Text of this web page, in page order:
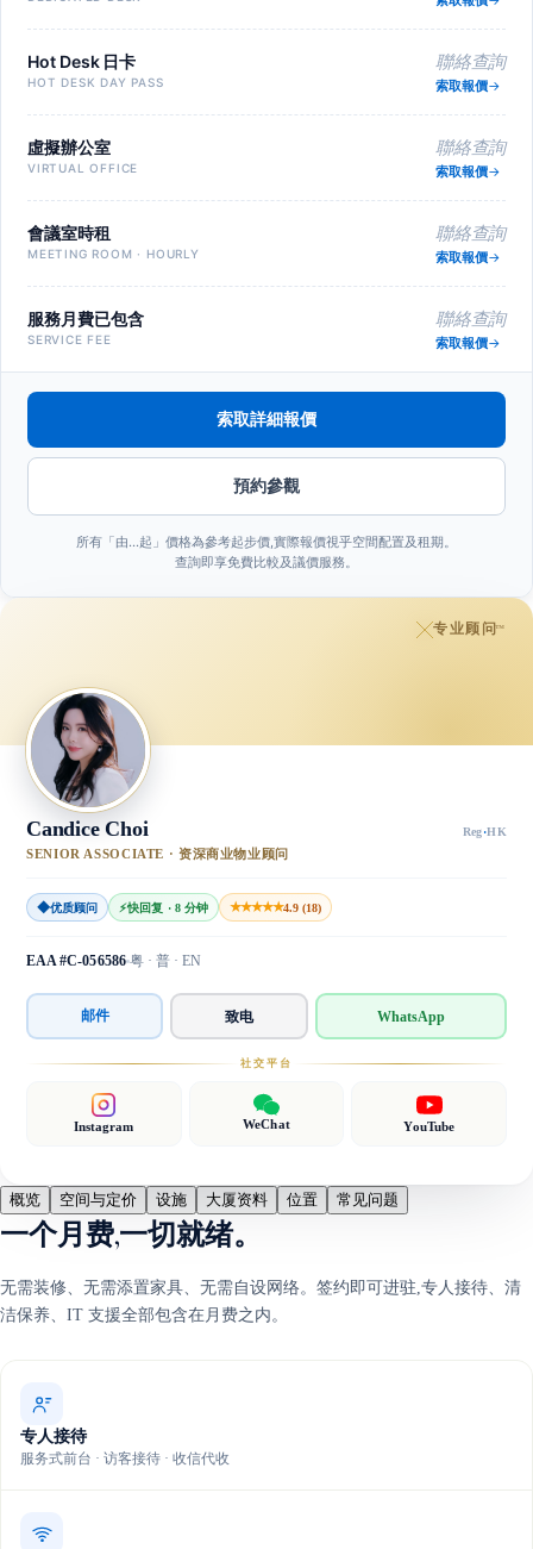
Hot Desk 日卡
HOT DESK DAY PASS
聯絡查詢
索取報價
虛擬辦公室
VIRTUAL OFFICE
聯絡查詢
索取報價
會議室時租
MEETING ROOM · HOURLY
聯絡查詢
索取報價
服務月費已包含
SERVICE FEE
聯絡查詢
索取報價
索取詳細報價
預約參觀
所有「由…起」價格為參考起步價,實際報價視乎空間配置及租期。
查詢即享免費比較及議價服務。
专业顾问™
Candice Choi Reg·HK
SENIOR ASSOCIATE · 资深商业物业顾问
◆优质顾问 ⚡快回复 · 8 分钟 ★★★★★4.9 (18)
EAA #C-056586 粤 · 普 · EN
邮件 致电 WhatsApp
社交平台
Instagram WeChat YouTube
概览 空间与定价 设施 大厦资料 位置 常见问题
一个月费,一切就绪。
无需装修、无需添置家具、无需自设网络。签约即可进驻,专人接待、清
洁保养、IT 支援全部包含在月费之内。
专人接待
服务式前台 · 访客接待 · 收信代收